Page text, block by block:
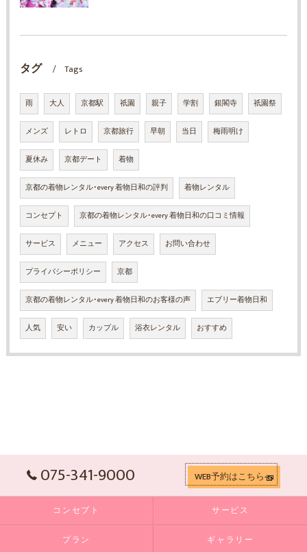
タグ Tags
雨 大人 京都駅 祇園 親子 学割 銀閣寺 祇園祭
メンズ レトロ 京都旅行 早朝 当日 梅雨明け
夏休み 京都デート 着物
京都の着物レンタル･every 着物日和の評判 着物レンタル
コンセプト 京都の着物レンタル･every 着物日和の口コミ情報
サービス メニュー アクセス お問い合わせ
プライバシーポリシー 京都
京都の着物レンタル･every 着物日和のお客様の声 エブリー着物日和
人気 安い カップル 浴衣レンタル おすすめ
075-341-9000 WEB予約はこちらへ
コンセプト サービス
プラン ギャラリー